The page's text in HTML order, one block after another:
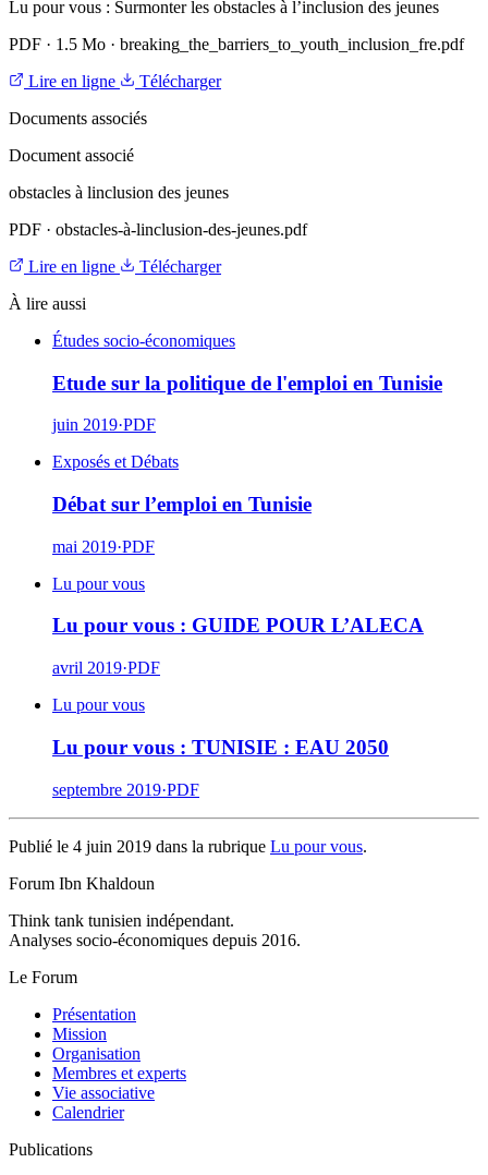
Lu pour vous : Surmonter les obstacles à l’inclusion des jeunes
PDF · 1.5 Mo · breaking_the_barriers_to_youth_inclusion_fre.pdf
Lire en ligne
Télécharger
Documents associés
Document associé
obstacles à linclusion des jeunes
PDF · obstacles-à-linclusion-des-jeunes.pdf
Lire en ligne
Télécharger
À lire aussi
Études socio-économiques
Etude sur la politique de l'emploi en Tunisie
juin 2019·PDF
Exposés et Débats
Débat sur l’emploi en Tunisie
mai 2019·PDF
Lu pour vous
Lu pour vous : GUIDE POUR L’ALECA
avril 2019·PDF
Lu pour vous
Lu pour vous : TUNISIE : EAU 2050
septembre 2019·PDF
Publié le 4 juin 2019 dans la rubrique Lu pour vous.
Forum Ibn Khaldoun
Think tank tunisien indépendant.
Analyses socio-économiques depuis 2016.
Le Forum
Présentation
Mission
Organisation
Membres et experts
Vie associative
Calendrier
Publications